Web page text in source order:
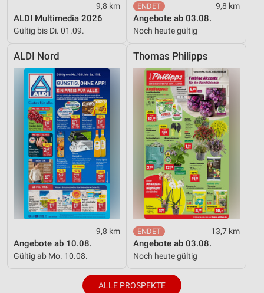
9,8 km
ALDI Multimedia 2026
Gültig bis Di. 01.09.
9,8 km
Angebote ab 03.08.
Noch heute gültig
ALDI Nord
9,8 km
Angebote ab 10.08.
Gültig ab Mo. 10.08.
Thomas Philipps
13,7 km
Angebote ab 03.08.
Noch heute gültig
ALLE PROSPEKTE